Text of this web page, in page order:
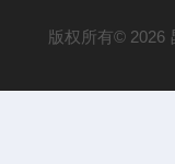
版权所有© 2026